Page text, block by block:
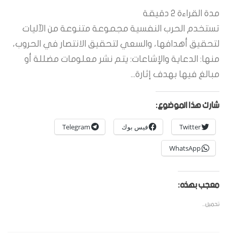
مدة القراءة 2 دقيقة
تستخدم الحرب النفسية مجموعة متنوعة من الآليات
لتحقيق أهدافها، والسعي لتحقيق الانتصار في الحروب،
منها: الدعاية والإشاعات: يتم نشر معلومات مضللة أو
مبالغ فيها بهدف إثارة...
شارك هذا الموضوع:
Twitter فيس بوك Telegram
WhatsApp
معجب بهذه:
تحميل...